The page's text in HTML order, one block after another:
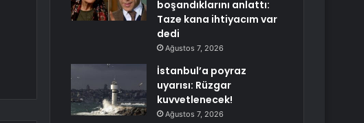
boşandıklarını anlattı:
Taze kana ihtiyacım var
dedi
Ağustos 7, 2026
İstanbul’a poyraz
uyarısı: Rüzgar
kuvvetlenecek!
Ağustos 7, 2026